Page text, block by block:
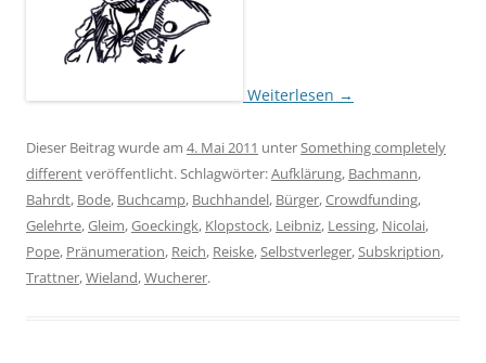
Weiterlesen →
Dieser Beitrag wurde am 4. Mai 2011 unterSomething completely
differentveröffentlicht. Schlagwörter:Aufklärung, Bachmann,
Bahrdt, Bode, Buchcamp, Buchhandel, Bürger,Crowdfunding,
Gelehrte,Gleim,Goeckingk, Klopstock, Leibniz, Lessing, Nicolai,
Pope, Pränumeration, Reich, Reiske,Selbstverleger,Subskription,
Trattner,Wieland,Wucherer.